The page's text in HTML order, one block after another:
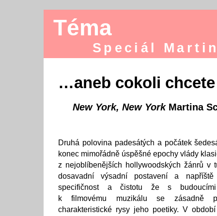
Téma
Speciál
…aneb cokoli chcete
New York, New YorkMartina
Druhá polovina padesátých a počátek
konec mimořádně úspěšné epochy vlády
z nejoblíbenějších hollywoodských žánrů v
dosavadní výsadní postavení a
specifičnost a čistotu že s budoucími
k filmovému muzikálu se zásadně
charakteristické rysy jeho poetiky. V